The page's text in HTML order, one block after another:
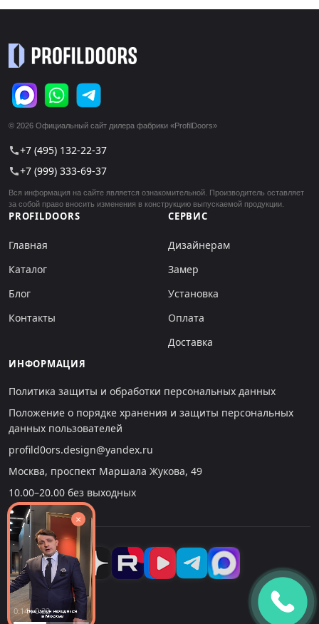
© 2026 Официальный сайт дилера фабрики «ProfilDoors»
call+7 (495) 132-22-37
call+7 (999) 333-69-37
Вся информация на сайте является ознакомительной. Производитель оставляет
за собой право вносить изменения в конструкцию выпускаемой продукции.
PROFILDOORS
Главная
Каталог
Блог
Контакты
СЕРВИС
Дизайнерам
Замер
Установка
Оплата
Доставка
ИНФОРМАЦИЯ
Политика защиты и обработки персональных данных
Положение о порядке хранения и защиты персональных
данных пользователей
profild0ors.design@yandex.ru
Москва, проспект Маршала Жукова, 49
10.00–20.00 без выходных
0:14 : 0:32
×